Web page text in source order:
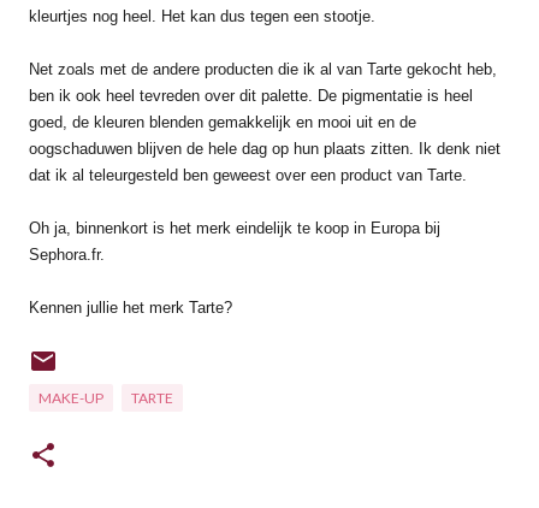
kleurtjes nog heel. Het kan dus tegen een stootje.
Net zoals met de andere producten die ik al van Tarte gekocht heb,
ben ik ook heel tevreden over dit palette. De pigmentatie is heel
goed, de kleuren blenden gemakkelijk en mooi uit en de
oogschaduwen blijven de hele dag op hun plaats zitten. Ik denk niet
dat ik al teleurgesteld ben geweest over een product van Tarte.
Oh ja, binnenkort is het merk eindelijk te koop in Europa bij
Sephora.fr.
Kennen jullie het merk Tarte?
MAKE-UP TARTE